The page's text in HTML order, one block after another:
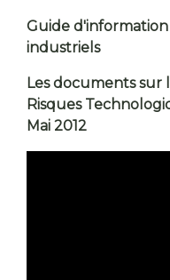
Guide
industriels
Les documents sur
Risques
Mai 2012